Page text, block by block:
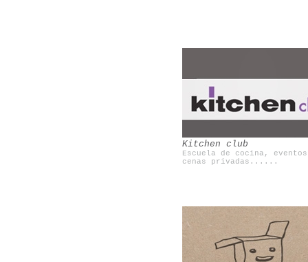
Kitchen club
Escuela de cocina,
cenas privadas......
Olivia te cuida